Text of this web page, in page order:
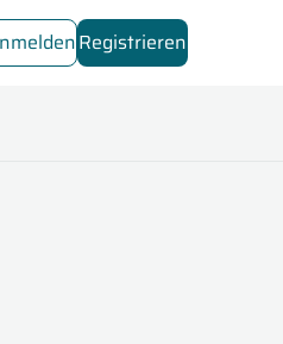
Registrieren